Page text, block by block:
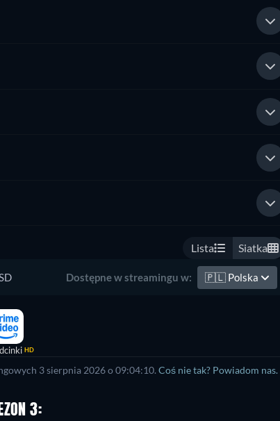
Lista Siatka
Dostępne w streamingu w: 🇵🇱 Polska
HD
3 sierpnia 2026 o 09:04:10.Coś nie tak? Powiadom nas.
3: